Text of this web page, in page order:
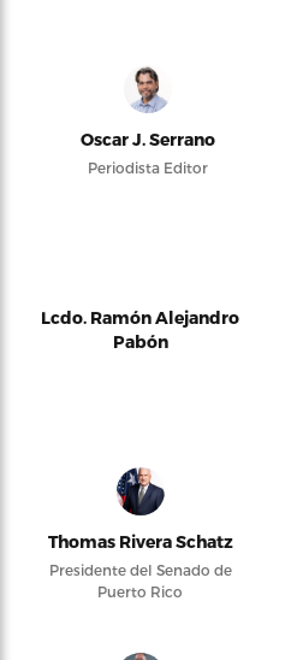
Oscar J. Serrano
Periodista Editor
Lcdo. Ramón Alejandro
Pabón
Thomas Rivera Schatz
Presidente del Senado de
Puerto Rico